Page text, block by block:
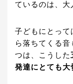
ているのは、大
子どもにとって
ら落ちてくる
つは、こうした
発達にとても大